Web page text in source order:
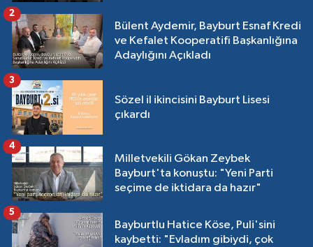
Bülent Aydemir, Bayburt Esnaf Kredi
ve Kefalet Kooperatifi Başkanlığına
Adaylığını Açıkladı
2
Sözel il ikincisini Bayburt Lisesi
çıkardı
3
Milletvekili Gökan Zeybek
Bayburt'ta konuştu: "Yeni Parti
seçime de iktidara da hazır"
4
Bayburtlu Hatice Köse, Puli'sini
kaybetti: "Evladım gibiydi, çok
5